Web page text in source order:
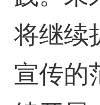
将继续
宣传的